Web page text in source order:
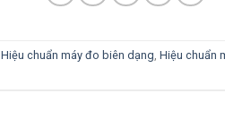
Hiệu chuẩn máy đo biên dạng Hiệu chuẩn